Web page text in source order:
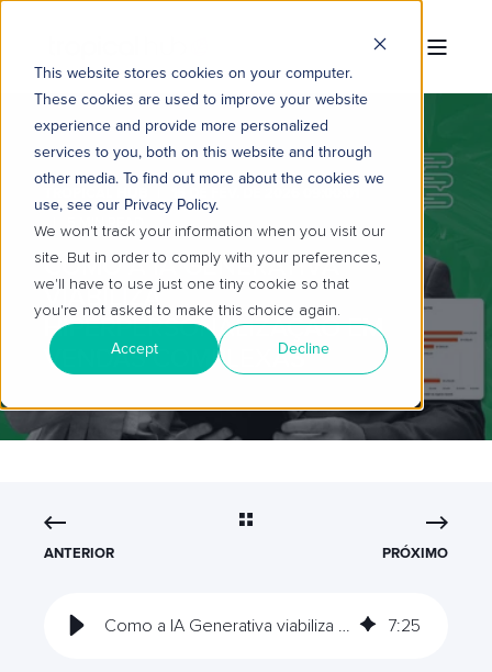
This website stores cookies on your computer.
These cookies are used to improve your website
experience and provide more personalized
services to you, both on this website and through
other media. To find out more about the cookies we
use, see our Privacy Policy.
We won't track your information when you visit our
site. But in order to comply with your preferences,
we'll have to use just one tiny cookie so that
you're not asked to make this choice again.
Accept Decline
5 MIN READ
COMO A IA GENERATIVA
VIABILIZA
HIPERPERSONALIZAÇÃO EM
VENDAS COMPLEXAS
ANTERIOR PRÓXIMO
Como a IA Generativa viabiliza hiperpersonalização em vendas complexas 7:25